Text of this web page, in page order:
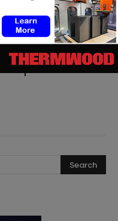
inaugure les
chaussures de
imprimées en 3D